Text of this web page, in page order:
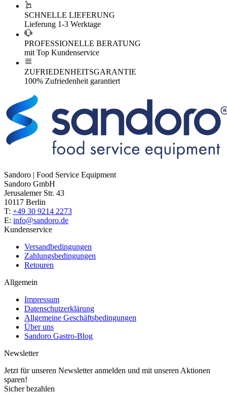
SCHNELLE LIEFERUNG
Lieferung 1-3 Werktage
PROFESSIONELLE BERATUNG
mit Top Kundenservice
ZUFRIEDENHEITSGARANTIE
100% Zufriedenheit garantiert
Sandoro | Food Service Equipment
Sandoro GmbH
Jerusalemer Str. 43
10117 Berlin
T: +49 30 9214 2273
E: info@sandoro.de
Kundenservice
Versandbedingungen
Zahlungsbedingungen
Retouren
Allgemein
Impressum
Datenschutzerklärung
Allgemeine Geschäftsbedingungen
Über uns
Sandoro Gastro-Blog
Newsletter
Jetzt für unseren Newsletter anmelden und mit unseren Aktionen
sparen!
Sicher bezahlen